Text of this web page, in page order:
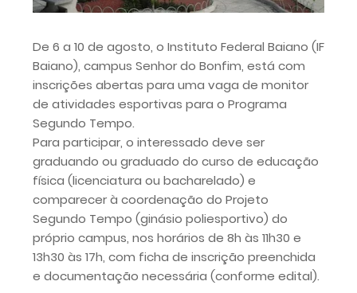
De 6 a 10 de agosto, o Instituto Federal Baiano (IF
Baiano), campus Senhor do Bonfim, está com
inscrições abertas para uma vaga de monitor
de atividades esportivas para o Programa
Segundo Tempo.
Para participar, o interessado deve ser
graduando ou graduado do curso de educação
física (licenciatura ou bacharelado) e
comparecer à coordenação do Projeto
Segundo Tempo (ginásio poliesportivo) do
próprio campus, nos horários de 8h às 11h30 e
13h30 às 17h, com ficha de inscrição preenchida
e documentação necessária (conforme edital).